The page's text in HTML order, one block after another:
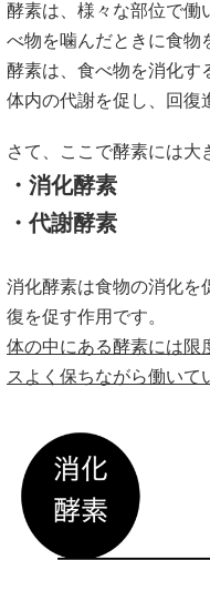
酵素は、様々な部位で働
べ物を噛んだときに食物
酵素は、食べ物を消化す
体内の代謝を促し、回復
さて、ここで酵素には大
・消化酵素
・代謝酵素
消化酵素は食物の消化を
復を促す作用です。
体の中にある酵素には限
スよく保ちながら働いて